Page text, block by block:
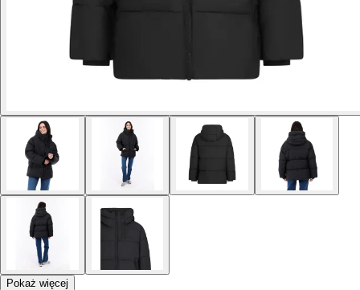
Pokaż więcej